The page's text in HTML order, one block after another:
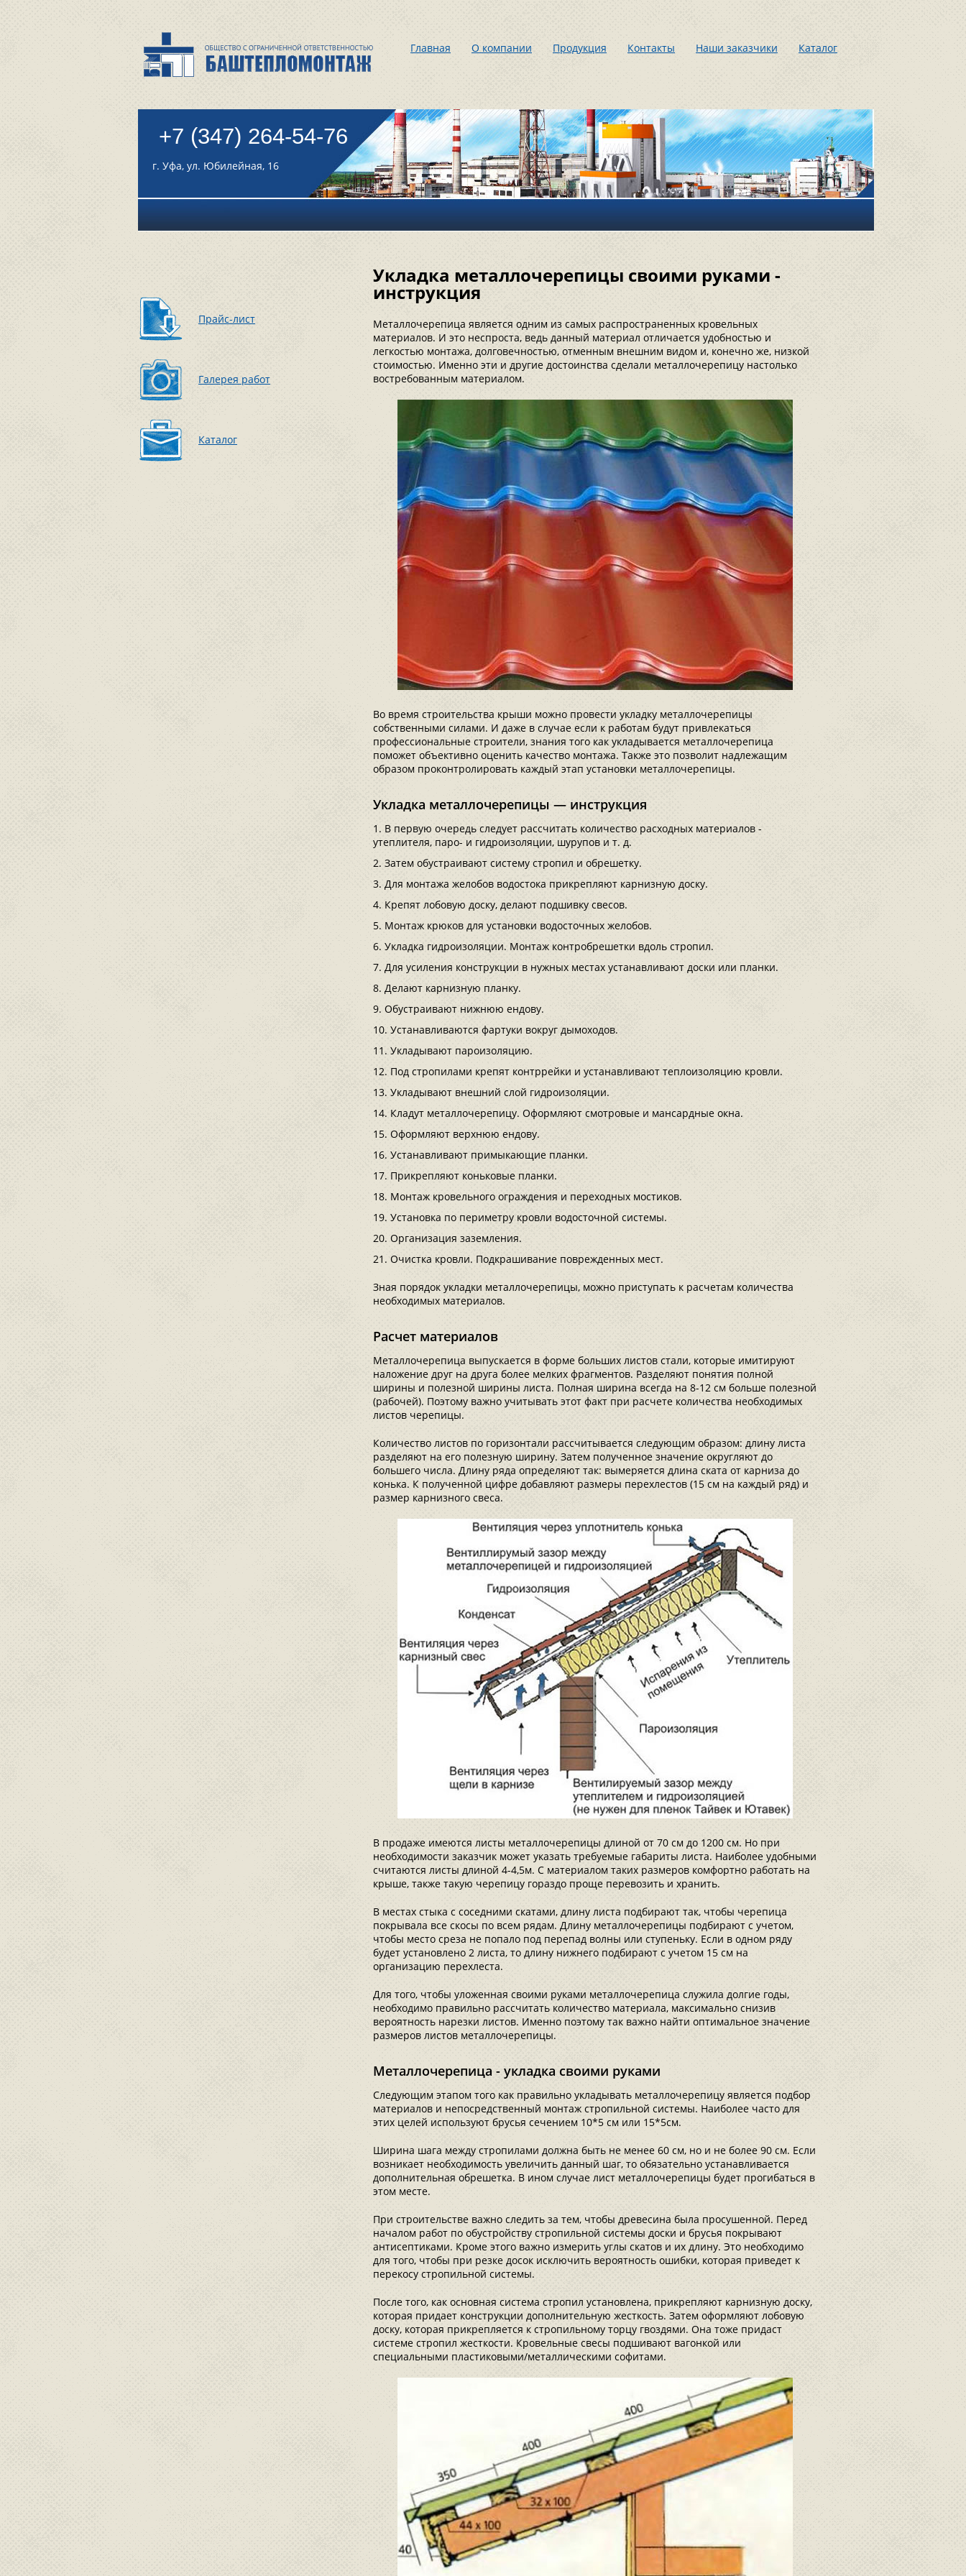
Главная О компании Продукция Контакты Наши заказчики Каталог
+7 (347) 264-54-76
г. Уфа, ул. Юбилейная, 16
Прайс-лист
Галерея работ
Каталог
Укладка металлочерепицы своими руками -
инструкция
Металлочерепица является одним из самых распространенных кровельных
материалов. И это неспроста, ведь данный материал отличается удобностью и
легкостью монтажа, долговечностью, отменным внешним видом и, конечно же, низкой
стоимостью. Именно эти и другие достоинства сделали металлочерепицу настолько
востребованным материалом.
Во время строительства крыши можно провести укладку металлочерепицы
собственными силами. И даже в случае если к работам будут привлекаться
профессиональные строители, знания того как укладывается металлочерепица
поможет объективно оценить качество монтажа. Также это позволит надлежащим
образом проконтролировать каждый этап установки металлочерепицы.
Укладка металлочерепицы — инструкция
В первую очередь следует рассчитать количество расходных материалов -
утеплителя, паро- и гидроизоляции, шурупов и т. д.
Затем обустраивают систему стропил и обрешетку.
Для монтажа желобов водостока прикрепляют карнизную доску.
Крепят лобовую доску, делают подшивку свесов.
Монтаж крюков для установки водосточных желобов.
Укладка гидроизоляции. Монтаж контробрешетки вдоль стропил.
Для усиления конструкции в нужных местах устанавливают доски или планки.
Делают карнизную планку.
Обустраивают нижнюю ендову.
Устанавливаются фартуки вокруг дымоходов.
Укладывают пароизоляцию.
Под стропилами крепят контррейки и устанавливают теплоизоляцию кровли.
Укладывают внешний слой гидроизоляции.
Кладут металлочерепицу. Оформляют смотровые и мансардные окна.
Оформляют верхнюю ендову.
Устанавливают примыкающие планки.
Прикрепляют коньковые планки.
Монтаж кровельного ограждения и переходных мостиков.
Установка по периметру кровли водосточной системы.
Организация заземления.
Очистка кровли. Подкрашивание поврежденных мест.
Зная порядок укладки металлочерепицы, можно приступать к расчетам количества
необходимых материалов.
Расчет материалов
Металлочерепица выпускается в форме больших листов стали, которые имитируют
наложение друг на друга более мелких фрагментов. Разделяют понятия полной
ширины и полезной ширины листа. Полная ширина всегда на 8-12 см больше полезной
(рабочей). Поэтому важно учитывать этот факт при расчете количества необходимых
листов черепицы.
Количество листов по горизонтали рассчитывается следующим образом: длину листа
разделяют на его полезную ширину. Затем полученное значение округляют до
большего числа. Длину ряда определяют так: вымеряется длина ската от карниза до
конька. К полученной цифре добавляют размеры перехлестов (15 см на каждый ряд) и
размер карнизного свеса.
В продаже имеются листы металлочерепицы длиной от 70 см до 1200 см. Но при
необходимости заказчик может указать требуемые габариты листа. Наиболее удобными
считаются листы длиной 4-4,5м. С материалом таких размеров комфортно работать на
крыше, также такую черепицу гораздо проще перевозить и хранить.
В местах стыка с соседними скатами, длину листа подбирают так, чтобы черепица
покрывала все скосы по всем рядам. Длину металлочерепицы подбирают с учетом,
чтобы место среза не попало под перепад волны или ступеньку. Если в одном ряду
будет установлено 2 листа, то длину нижнего подбирают с учетом 15 см на
организацию перехлеста.
Для того, чтобы уложенная своими руками металлочерепица служила долгие годы,
необходимо правильно рассчитать количество материала, максимально снизив
вероятность нарезки листов. Именно поэтому так важно найти оптимальное значение
размеров листов металлочерепицы.
Металлочерепица - укладка своими руками
Следующим этапом того как правильно укладывать металлочерепицу является подбор
материалов и непосредственный монтаж стропильной системы. Наиболее часто для
этих целей используют брусья сечением 10*5 см или 15*5см.
Ширина шага между стропилами должна быть не менее 60 см, но и не более 90 см. Если
возникает необходимость увеличить данный шаг, то обязательно устанавливается
дополнительная обрешетка. В ином случае лист металлочерепицы будет прогибаться в
этом месте.
При строительстве важно следить за тем, чтобы древесина была просушенной. Перед
началом работ по обустройству стропильной системы доски и брусья покрывают
антисептиками. Кроме этого важно измерить углы скатов и их длину. Это необходимо
для того, чтобы при резке досок исключить вероятность ошибки, которая приведет к
перекосу стропильной системы.
После того, как основная система стропил установлена, прикрепляют карнизную доску,
которая придает конструкции дополнительную жесткость. Затем оформляют лобовую
доску, которая прикрепляется к стропильному торцу гвоздями. Она тоже придаст
системе стропил жесткости. Кровельные свесы подшивают вагонкой или
специальными пластиковыми/металлическими софитами.